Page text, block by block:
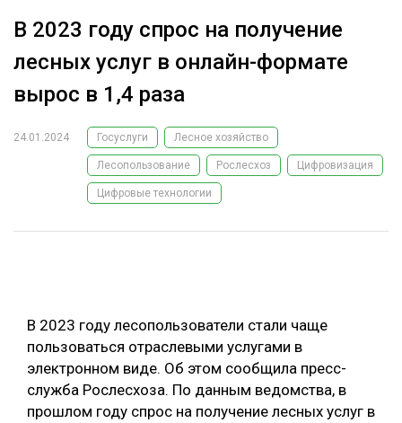
РЕКЛАМОДАТЕЛЯМ
ЛЕСНОЕ ХОЗЯЙСТВО
ЛЕСОЗАГОТОВКА
ОБРАБОТКА ДРЕВЕСИНЫ
ПРОИЗВОДСТВО ДРЕВЕСНЫХ ПЛИТ
ПОДБОРКИ СТАТЕЙ
ЭКСПЕРТНОЕ МНЕНИЕ
В 2023 году спрос на получение
лесных услуг в онлайн-формате
вырос в 1,4 раза
24.01.2024 Госуслуги Лесное хозяйство
Лесопользование Рослесхоз Цифровизация
Цифровые технологии
В 2023 году лесопользователи стали чаще
пользоваться отраслевыми услугами в
электронном виде. Об этом сообщила пресс-
служба Рослесхоза. По данным ведомства, в
прошлом году спрос на получение лесных услуг в